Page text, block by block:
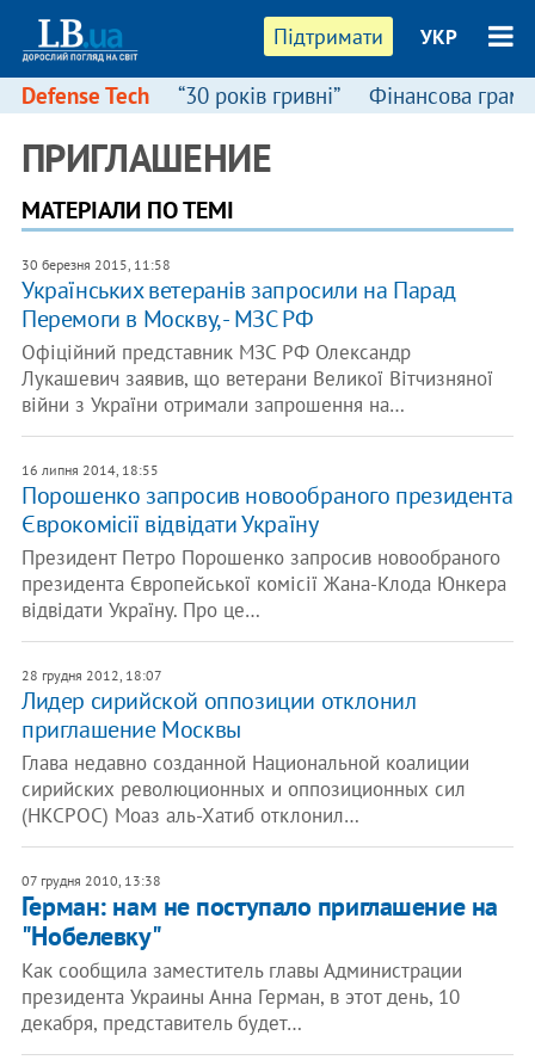
Підтримати УКР
Defense Tech “30 років гривні” Фінансова
ПРИГЛАШЕНИЕ
МАТЕРІАЛИ ПО ТЕМІ
30 березня 2015, 11:58
Українських ветеранів запросили на Парад
Перемоги в Москву, - МЗС РФ
Офіційний представник МЗС РФ Олександр
Лукашевич заявив, що ветерани Великої Вітчизняної
війни з України отримали запрошення на…
16 липня 2014, 18:55
Порошенко запросив новообраного президента
Єврокомісії відвідати Україну
Президент Петро Порошенко запросив новообраного
президента Європейської комісії Жана-Клода Юнкера
відвідати Україну. Про це…
28 грудня 2012, 18:07
Лидер сирийской оппозиции отклонил
приглашение Москвы
Глава недавно созданной Национальной коалиции
сирийских революционных и оппозиционных сил
(НКСРОС) Моаз аль-Хатиб отклонил…
07 грудня 2010, 13:38
Герман: нам не поступало приглашение на
"Нобелевку"
Как сообщила заместитель главы Администрации
президента Украины Анна Герман, в этот день, 10
декабря, представитель будет…